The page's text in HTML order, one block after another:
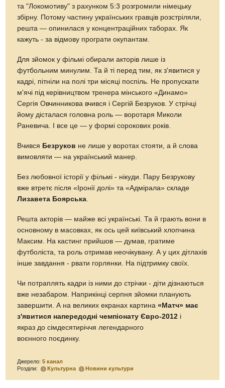
та "Локомотиву" з рахунком 5:3 розгромили німецьку
збірну. Потому частину українських гравців розстріляли,
решта — опинилася у концентраційних таборах. Як
кажуть - за відмову програти окупантам.
Для зйомок у фільмі обирали акторів лише із
футбольним минулим. Та й ті перед тим, як з'явитися у
кадрі, пітніли на полі три місяці поспіль. Не пропускати
м'ячі під керівництвом тренера мінського «Динамо»
Сергія Овчинникова вчився і Сергій Безруков. У стрічці
йому дісталася головна роль — воротаря Миколи
Раневича. І все це — у формі сорокових років.
Вчився Безруков не лише у воротах стояти, а й слова
вимовляти — на український манер.
Без любовної історії у фільмі - нікуди. Пару Безрукову
вже втретє після «Іронії долі» та «Адмірала» складе
Лизавета Боярська.
Решта акторів — майже всі українські. Та й грають вони в
основному в масовках, як ось цей київський хлопчина
Максим. На кастинг прийшов — думав, гратиме
футболіста, та роль отримав неочікувану. А у цих дітлахів
інше завдання - рвати горлянки. На підтримку своїх.
Чи потраплять кадри із ними до стрічки - діти дізнаються
вже незабаром. Наприкінці серпня зйомки планують
завершити. А на великих екранах картина«Матч» має
з'явитися напередодні чемпіонату Євро-2012 і
якраз до сімдесятиріччя легендарного
воєнного поєдинку.
Джерело:5 канал
Розділи:
Культурна Новини культури